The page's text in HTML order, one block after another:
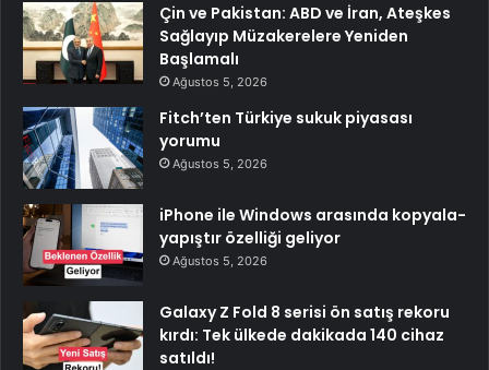
Çin ve Pakistan: ABD ve İran, Ateşkes
Sağlayıp Müzakerelere Yeniden
Başlamalı
Ağustos 5, 2026
Fitch’ten Türkiye sukuk piyasası
yorumu
Ağustos 5, 2026
iPhone ile Windows arasında kopyala-
yapıştır özelliği geliyor
Ağustos 5, 2026
Galaxy Z Fold 8 serisi ön satış rekoru
kırdı: Tek ülkede dakikada 140 cihaz
satıldı!